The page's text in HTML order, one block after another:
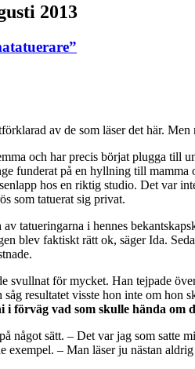
2013
av de som läser det här.
och har precis börjat plugga till
funderat på en hyllning till
hos en riktig studio. Det var
som tatuerat sig privat.
av tatueringarna i hennes
blev faktiskt rätt ok, säger Ida.
svullnat för mycket. Han tejpade
resultatet visste hon inte om hon
i förväg vad som skulle hända om
något sätt. – Det var jag som satte
exempel. – Man läser ju nästan